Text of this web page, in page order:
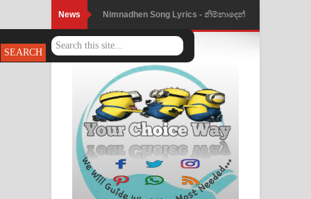
News Obamai Mage Adare Song Lyrics -
ඔබමයි මගේ ආදරේ ගීතයේ පද පෙළ
Pansal Gihin Song Lyrics - පන්සල් ගිහිං
ගීතයේ පද පෙළ
Ankeliya Song Lyrics - අංකෙළිය ගීතයේ
පද පෙළ
DEAR GOD Song Lyrics - ඩියර් ගෝඩ්